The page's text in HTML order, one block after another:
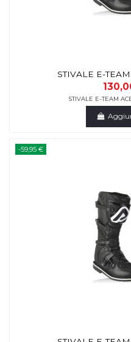
STIVALE E-
STIVALE E-TEAM
-59,95 €